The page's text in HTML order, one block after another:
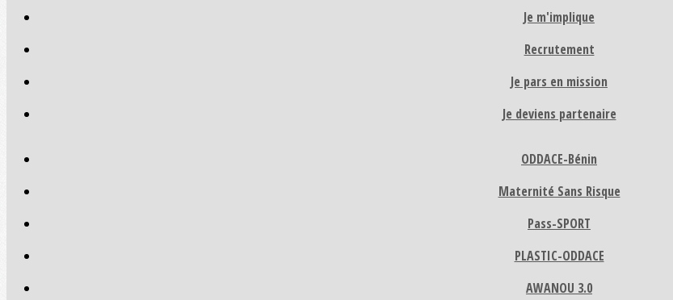
Je m'implique
Recrutement
Je pars en mission
Je deviens partenaire
ODDACE-Bénin
Maternité Sans Risque
Pass-SPORT
PLASTIC-ODDACE
AWANOU 3.0